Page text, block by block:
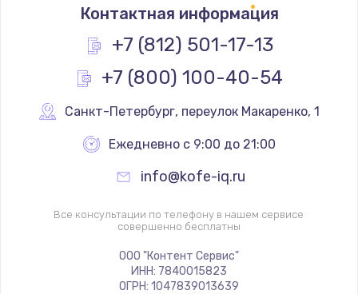
Замена таймера
Заказать
1210 руб.
Заказать
Замена нагревателя испарителя
Заказать
Контактная информация
+7 (812) 501-17-13
+7 (800) 100-40-54
Санкт-Петербург, переулок Макаренко, 1
Ежедневно с 9:00 до 21:00
info@kofe-iq.ru
Все консультации по телефону в нашем сервисе
совершенно бесплатны
ООО "Контент Сервис"
ИНН: 7840015823
ОГРН: 1047839013639